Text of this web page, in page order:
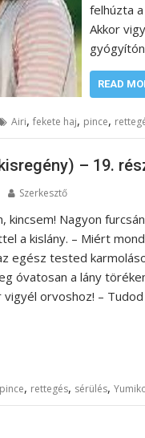
felhúzta
Akkor
READ
Airi, fekete haj, pince,
– 19.
Szerkesztő
Nagyon
a kislány. – Miért
egész tested
óvatosan a lány
vigyél orvoshoz! –
pince, rettegés, sérülés,